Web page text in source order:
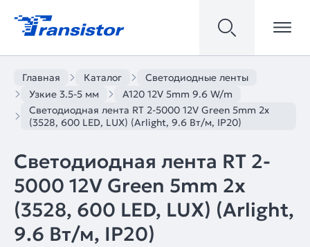
Главная Каталог
Светодиодные ленты
Узкие 3.5-5 мм
A120 12V 5mm 9.6 W/m
Светодиодная лента RT 2-5000 12V Green 5mm 2x
(3528, 600 LED, LUX) (Arlight, 9.6 Вт/м, IP20)
Светодиодная лента RT 2-
5000 12V Green 5mm 2x
(3528, 600 LED, LUX) (Arlight,
9.6 Вт/м, IP20)